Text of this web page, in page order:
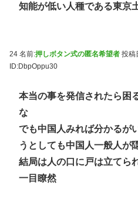
知能が低い人種である東京
24 名前:押しボタン式の匿名希望者 投稿
ID:DbpOppu30
本当の事を発信されたら困
な
でも中国人みれば分かるが
うとしても中国人一般人が
結局は人の口に戸は立てら
一目瞭然